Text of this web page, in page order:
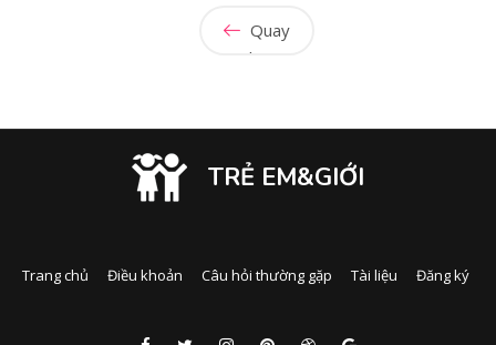
Quay
lại
TRẺ EM&GIỚI
Trang chủ Điều khoản Câu hỏi thường gặp Tài liệu Đăng ký